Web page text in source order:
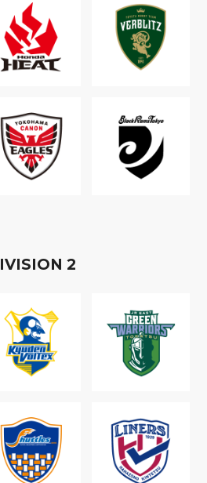
IVISION 2